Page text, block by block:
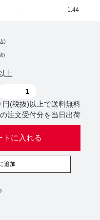
- 1.44
)
)
上
円(税抜)以上で送料無料
注文受付分を当日出荷
トに入れる
追加